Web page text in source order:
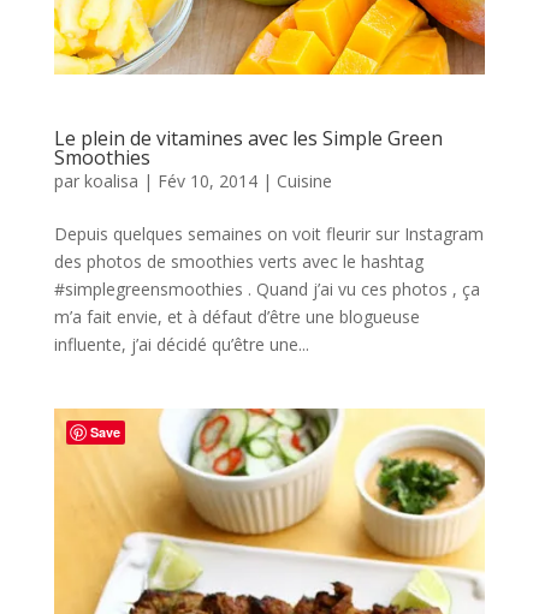
Le plein de vitamines avec les Simple Green
Smoothies
par koalisa | Fév 10, 2014| Cuisine
Depuis quelques semaines on voit fleurir sur Instagram
des photos de smoothies verts avec le hashtag
#simplegreensmoothies . Quand j’ai vu ces photos , ça
m’a fait envie, et à défaut d’être une blogueuse
influente, j’ai décidé qu’être une...
Save